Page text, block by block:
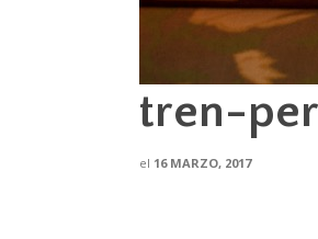
tren-
el 16 MARZO, 2017